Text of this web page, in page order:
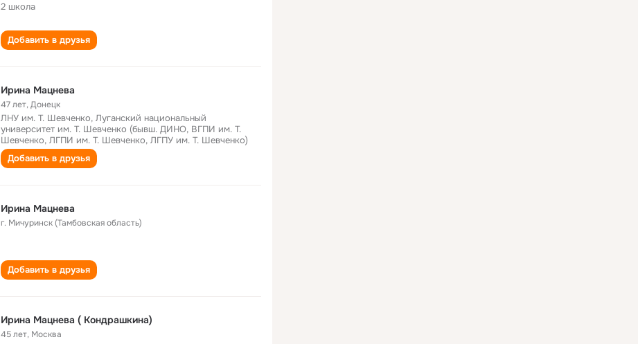
2 школа
Добавить в друзья
Ирина Мацнева
47 лет,Донецк
ЛНУ им. Т. Шевченко, Луганский национальный
университет им. Т. Шевченко (бывш. ДИНО, ВГПИ им. Т.
Шевченко, ЛГПИ им. Т. Шевченко, ЛГПУ им. Т. Шевченко)
Добавить в друзья
Ирина Мацнева
г. Мичуринск (Тамбовская область)
Добавить в друзья
Ирина Мацнева ( Кондрашкина)
45 лет, Москва